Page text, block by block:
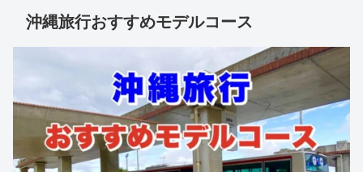
沖縄旅行おすすめモデルコース